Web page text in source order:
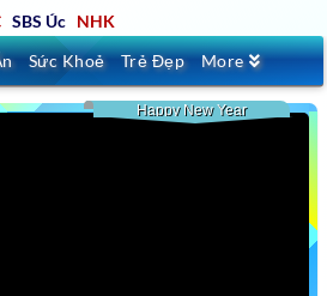
SBS Úc NHK
Sức Khoẻ Trẻ Đẹp More
Happy New Year